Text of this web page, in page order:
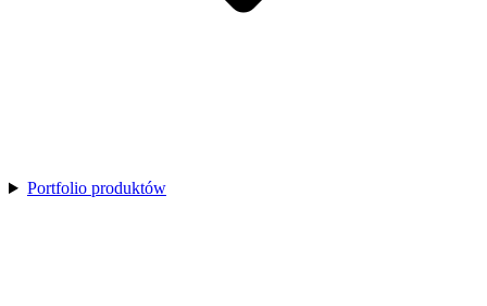
Portfolio produktów